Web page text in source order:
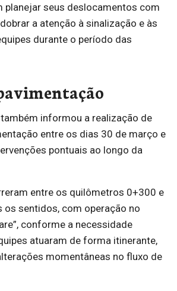
planejar seus deslocamentos com
a atenção à sinalização e às
durante o período das
informou a realização de
entre os dias 30 de março e
pontuais ao longo da
entre os quilômetros 0+300 e
os sentidos, com operação no
conforme a necessidade
atuaram de forma itinerante,
momentâneas no fluxo de